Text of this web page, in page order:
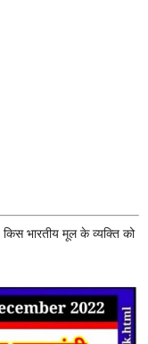
किस भारतीय मूल के व्यक्ति को